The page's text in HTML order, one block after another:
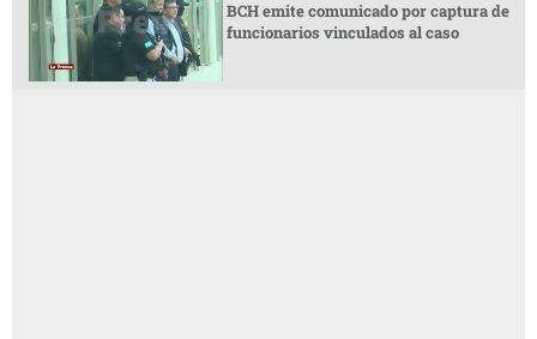
BCH emite comunicado por captura de
funcionarios vinculados al caso